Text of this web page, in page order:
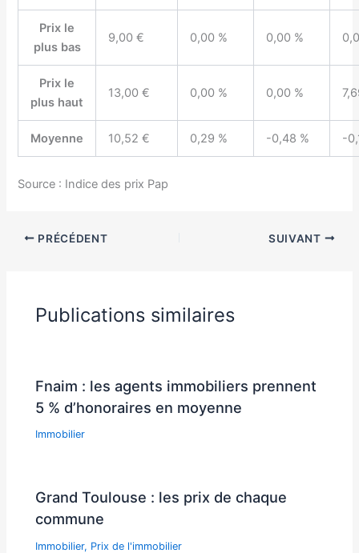
Prix le
plus bas
9,00 € 0,00 % 0,00 %
Prix le
plus haut
13,00 € 0,00 % 0,00 %
Moyenne 10,52 € 0,29 % -0,48 % -
Source : Indice des prix Pap
PRÉCÉDENT SUIVANT
Publications similaires
Fnaim : les agents immobiliers prennent
5 % d’honoraires en moyenne
Immobilier
Grand Toulouse : les prix de chaque
commune
Immobilier, Prix de l'immobilier